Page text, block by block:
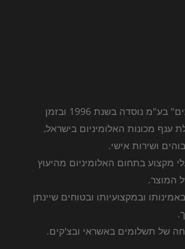
חברת "שלי סחר ושירותים" בע"מ נוסדה בשנת 1996 ובזמן
ענף מכונות האלומיניום בישראל,
ושירות אישי.
מקצוע בתחום האלומיניום מהיעוץ
המוצר.
ובמקצועיותו ובטוחים שיינתן
של תשלומים באשראי ובצ'קים.